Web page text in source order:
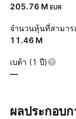
‪205.76 M‬ EUR
จำนวนหุ้นที่สามา
‪11.46 M‬
เบต้า (1 ปี)
—
ผลประกอบ